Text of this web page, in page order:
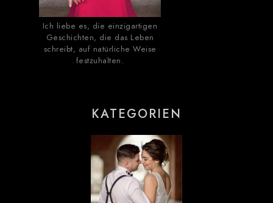
Ich liebe es, die einzigartigen
Geschichten, die das Leben
schreibt, auf natürliche Weise
festzuhalten.
KATEGORIEN